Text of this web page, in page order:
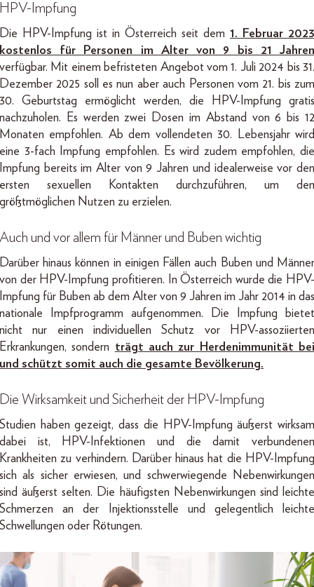
HPV-Impfung
Die HPV-Impfung ist in Österreich seit dem 1. Februar 2023
kostenlos für Personen im Alter von 9 bis 21 Jahren
verfügbar. Mit einem befristeten Angebot vom 1. Juli 2024 bis 31.
Dezember 2025 soll es nun aber auch Personen vom 21. bis zum
30. Geburtstag ermöglicht werden, die HPV-Impfung gratis
nachzuholen. Es werden zwei Dosen im Abstand von 6 bis 12
Monaten empfohlen. Ab dem vollendeten 30. Lebensjahr wird
eine 3-fach Impfung empfohlen. Es wird zudem empfohlen, die
Impfung bereits im Alter von 9 Jahren und idealerweise vor den
ersten sexuellen Kontakten durchzuführen, um den
größtmöglichen Nutzen zu erzielen.
Auch und vor allem für Männer und Buben wichtig
Darüber hinaus können in einigen Fällen auch Buben und Männer
von der HPV-Impfung profitieren. In Österreich wurde die HPV-
Impfung für Buben ab dem Alter von 9 Jahren im Jahr 2014 in das
nationale Impfprogramm aufgenommen. Die Impfung bietet
nicht nur einen individuellen Schutz vor HPV-assoziierten
Erkrankungen, sondern trägt auch zur Herdenimmunität
und schützt somit auch die gesamte Bevölkerung.
Die Wirksamkeit und Sicherheit der HPV-Impfung
Studien haben gezeigt, dass die HPV-Impfung äußerst wirksam
dabei ist, HPV-Infektionen und die damit verbundenen
Krankheiten zu verhindern. Darüber hinaus hat die HPV-Impfung
sich als sicher erwiesen, und schwerwiegende Nebenwirkungen
sind äußerst selten. Die häufigsten Nebenwirkungen sind leichte
Schmerzen an der Injektionsstelle und gelegentlich leichte
Schwellungen oder Rötungen.